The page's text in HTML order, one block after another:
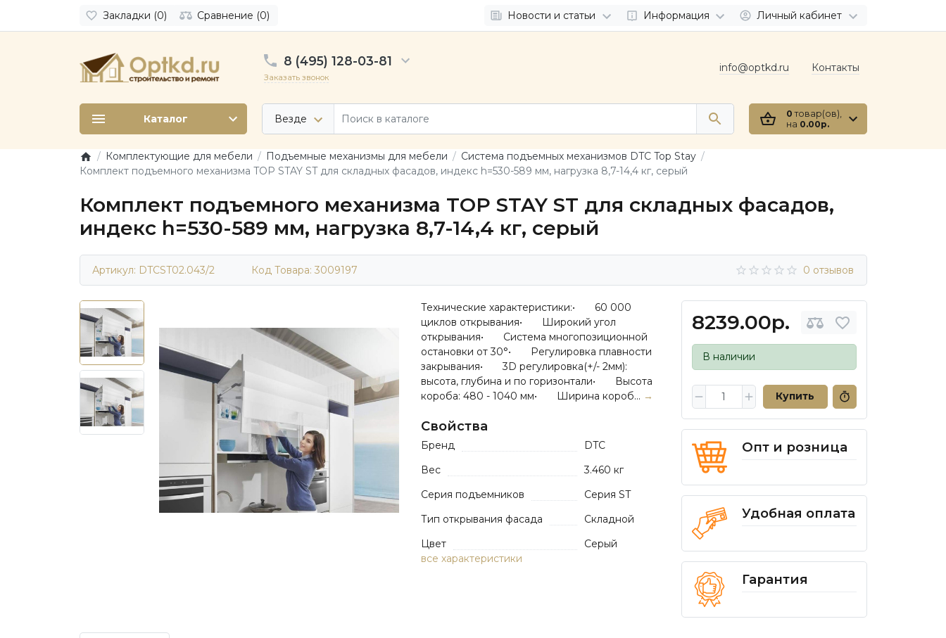
Закладки (0) Сравнение (0) Новости и статьи Информация Личный кабинет
8 (495) 128-03-81
Заказать звонок
Везде
info@optkd.ru Контакты
0 товар(ов),
на 0.00р.
Каталог
Комплектующие для мебели Подъемные механизмы для мебели
Система подъемных механизмов DTC Top Stay
Комплект подъемного механизма TOP STAY ST для складных фасадов, индекс h=530-589 мм, нагрузка 8,7-14,4 кг, серый
Комплект подъемного механизма TOP STAY ST для складных фасадов,
индекс h=530-589 мм, нагрузка 8,7-14,4 кг, серый
Артикул: DTCST02.043/2 Код Товара: 3009197 0 отзывов
8239.00р.
В наличии
Купить
Опт и розница
Удобная оплата
Гарантия
Технические характеристики:• 60 000
циклов открывания• Широкий угол
открывания• Система многопозиционной
остановки от 30°• Регулировка плавности
закрывания• 3D регулировка(+/- 2мм):
высота, глубина и по горизонтали• Высота
короба: 480 - 1040 мм• Ширина короб... →
Свойства
Бренд
DTC
Вес
3.460 кг
Серия подъемников
Серия ST
Тип открывания фасада
Складной
Цвет
Серый
все характеристики